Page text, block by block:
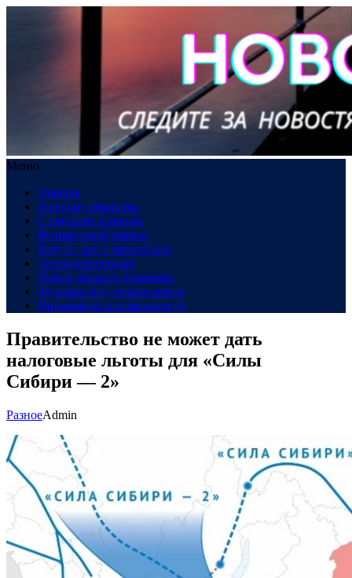
Меню
Главная
В сердце общества
Созидание и рынок
Финансовый компас
В пути: все о транспорте
Техно-революция
Рынок жилья в динамике
Здоровье под микроскопом
Инновации и возможности
Правительство не может дать
налоговые льготы для «Силы
Сибири — 2»
РазноеAdmin